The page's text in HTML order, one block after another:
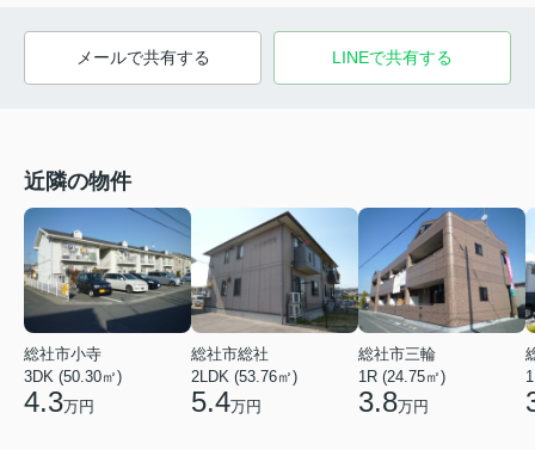
メールで共有する LINEで共有する
近隣の物件
総社市小寺
3DK (50.30㎡)
4.3万円
総社市総社
2LDK (53.76㎡)
5.4万円
総社市三輪
1R (24.75㎡)
3.8万円